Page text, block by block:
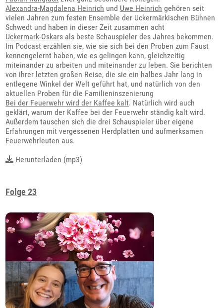
Alexandra-Magdalena Heinrich und Uwe Heinrich gehören seit
vielen Jahren zum festen Ensemble der Uckermärkischen Bühnen
Schwedt und haben in dieser Zeit zusammen acht
Uckermark-Oskars als beste Schauspieler des Jahres bekommen.
Im Podcast erzählen sie, wie sie sich bei den Proben zum Faust
kennengelernt haben, wie es gelingen kann, gleichzeitig
miteinander zu arbeiten und miteinander zu leben. Sie berichten
von ihrer letzten großen Reise, die sie ein halbes Jahr lang in
entlegene Winkel der Welt geführt hat, und natürlich von den
aktuellen Proben für die Familieninszenierung
Bei der Feuerwehr wird der Kaffee kalt. Natürlich wird auch
geklärt, warum der Kaffee bei der Feuerwehr ständig kalt wird.
Außerdem tauschen sich die drei Schauspieler über eigene
Erfahrungen mit vergessenen Herdplatten und aufmerksamen
Feuerwehrleuten aus.
Herunterladen (mp3)
Folge 23